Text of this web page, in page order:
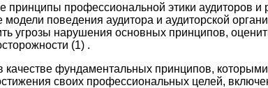
принципы профессиональной этики аудиторов и
поведения аудитора и аудиторской
угрозы нарушения основных принципов,
(1) .
качестве фундаментальных принципов,
своих профессиональных целей,